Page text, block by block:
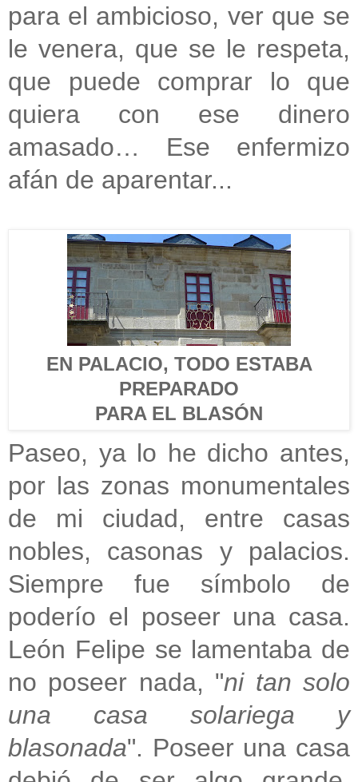
para el ambicioso, ver que se
le venera, que se le respeta,
que puede comprar lo que
quiera con ese dinero
amasado… Ese enfermizo
afán de aparentar...
EN PALACIO, TODO ESTABA
PREPARADO
PARA EL BLASÓN
Paseo, ya lo he dicho antes,
por las zonas monumentales
de mi ciudad, entre casas
nobles, casonas y palacios.
Siempre fue símbolo de
poderío el poseer una casa.
León Felipe se lamentaba de
no poseer nada, "ni tan solo
una casa solariega y
blasonada". Poseer una casa